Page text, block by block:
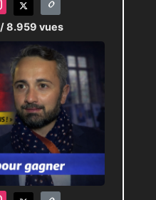
/ 8.959 vues